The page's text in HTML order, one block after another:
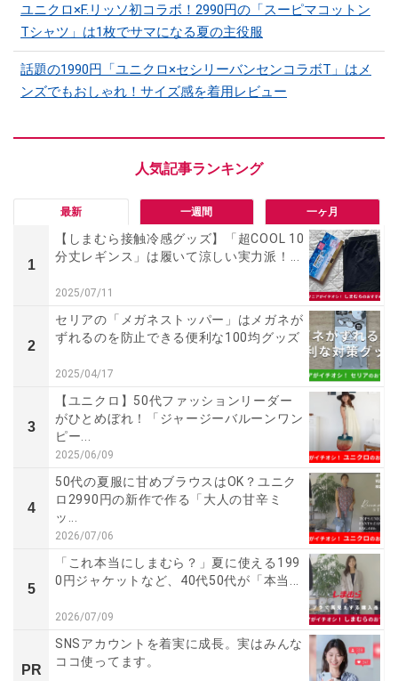
ユニクロ×F.リッソ初コラボ！2990円の「スーピマコットン
Tシャツ」は1枚でサマになる夏の主役服
話題の1990円「ユニクロ×セシリーバンセンコラボT」はメ
ンズでもおしゃれ！サイズ感を着用レビュー
最新 一週間 一ヶ月
1
【しまむら接触冷感グッズ】「超COOL 10
分丈レギンス」は履いて涼しい実力派！...
2025/07/11
2
セリアの「メガネストッパー」はメガネが
ずれるのを防止できる便利な100均グッズ
2025/04/17
3
【ユニクロ】50代ファッションリーダー
がひとめぼれ！「ジャージーバルーンワン
ピー...
2025/06/09
4
50代の夏服に甘めブラウスはOK？ユニク
ロ2990円の新作で作る「大人の甘辛ミ
ッ...
2026/07/06
5
「これ本当にしまむら？」夏に使える199
0円ジャケットなど、40代50代が「本当...
2026/07/09
PR
SNSアカウントを着実に成長。実はみんな
ココ使ってます。